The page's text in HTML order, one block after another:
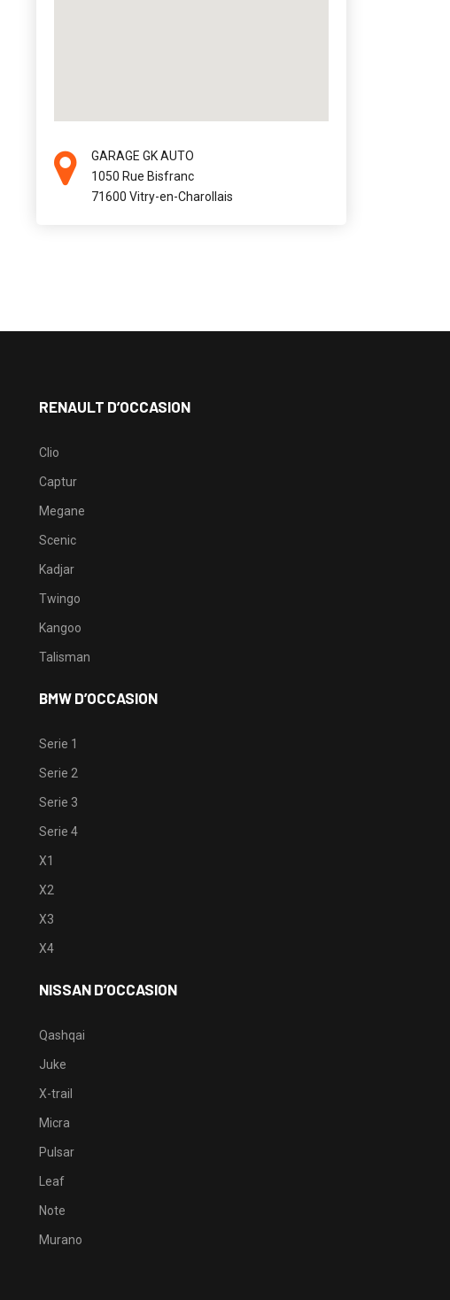
GARAGE GK AUTO
1050 Rue Bisfranc
71600 Vitry-en-Charollais
RENAULT D’OCCASION
Clio
Captur
Megane
Scenic
Kadjar
Twingo
Kangoo
Talisman
BMW D’OCCASION
Serie 1
Serie 2
Serie 3
Serie 4
X1
X2
X3
X4
NISSAN D’OCCASION
Qashqai
Juke
X-trail
Micra
Pulsar
Leaf
Note
Murano